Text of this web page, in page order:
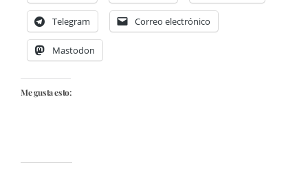
Telegram Correo electrónico
Mastodon
Me gusta esto: